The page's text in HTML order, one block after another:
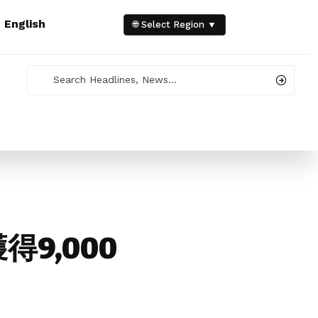
English 🌐 Select Region ▼
得9,000